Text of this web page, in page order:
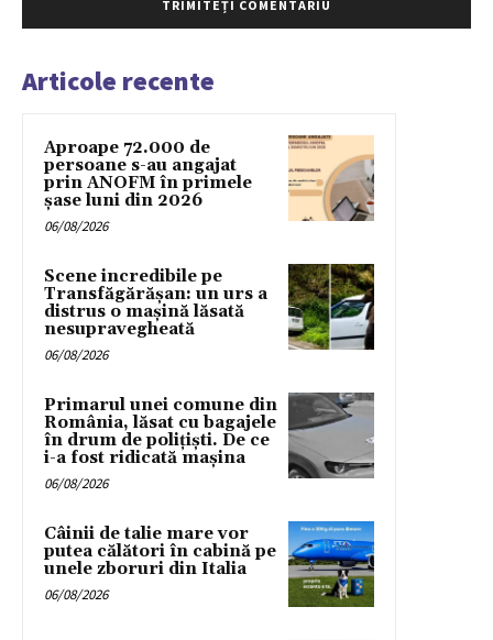
Articole recente
Aproape 72.000 de
persoane s-au angajat
prin ANOFM în primele
șase luni din 2026
06/08/2026
Scene incredibile pe
Transfăgărășan: un urs a
distrus o mașină lăsată
nesupravegheată
06/08/2026
Primarul unei comune din
România, lăsat cu bagajele
în drum de poliţişti. De ce
i-a fost ridicată maşina
06/08/2026
Câinii de talie mare vor
putea călători în cabină pe
unele zboruri din Italia
06/08/2026